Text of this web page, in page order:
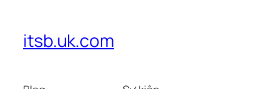
itsb.uk.com